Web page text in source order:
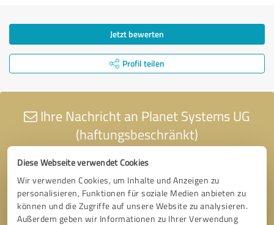
Diese Webseite verwendet Cookies
Wir verwenden Cookies, um Inhalte und Anzeigen zu
personalisieren, Funktionen für soziale Medien anbieten zu
können und die Zugriffe auf unsere Website zu analysieren.
Außerdem geben wir Informationen zu Ihrer Verwendung
Jetzt bewerten
Profil teilen
Ihre Nachricht an Planet Systems UG
(haftungsbeschränkt)